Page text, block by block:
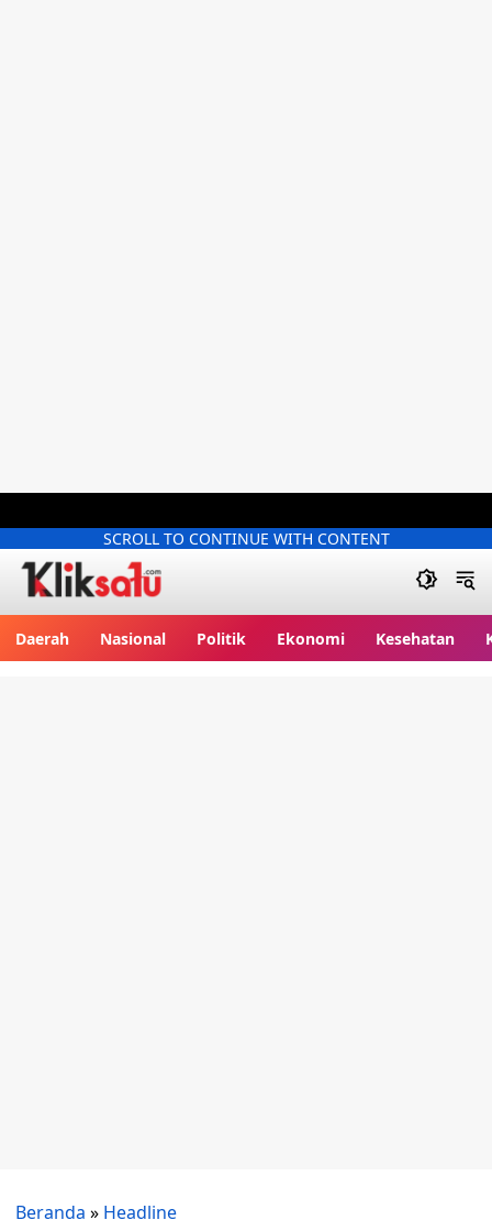
SCROLL TO CONTINUE WITH CONTENT
Daerah Nasional Politik Ekonomi Kesehatan
Beranda » Headline